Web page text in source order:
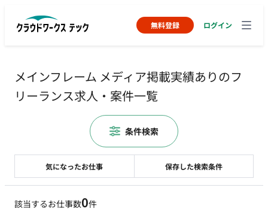
無料登録 ログイン
メインフレーム メディア掲載実績ありのフ
リーランス求人・案件一覧
該当するお仕事数0件
気になったお仕事 保存した検索条件
条件検索